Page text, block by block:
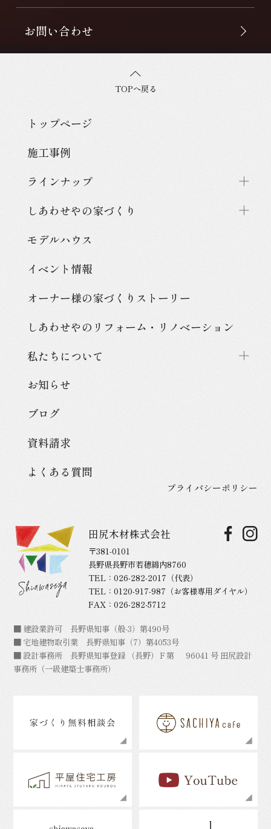
お問い合わせ
TOPへ戻る
田尻木材株式会社
〒381-0101
長野県長野市若穂綿内8760
TEL： 026-282-2017 （代表）
TEL： 0120-917-987 （お客様専用ダイヤル）
FAX：026-282-5712
■ 建設業許可 長野県知事（般-3）第490号
■ 宅地建物取引業 長野県知事（7）第4053号
■ 設計事務所 長野県知事登録 （長野）Ｆ第 96041 号 田尻設計
事務所（一級建築士事務所）
トップページ
施工事例
ラインナップ
しあわせやの家づくり
モデルハウス
イベント情報
オーナー様の家づくり ストーリー
しあわせやのリフォーム・ リノベーション
私たちについて
お知らせ
ブログ
資料請求
よくある質問
プライバシーポリシー